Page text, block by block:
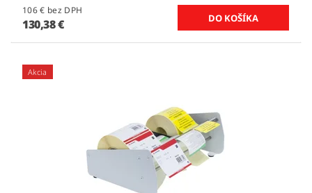
106 € bez DPH
130,38 €
Akcia